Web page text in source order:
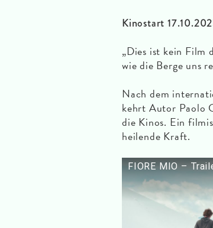
Kinostart
„Dies ist kein Film
wie die Berge uns
Nach dem
kehrt Autor Paolo
die Kinos. Ein
heilende Kraft.
FIORE MIO –